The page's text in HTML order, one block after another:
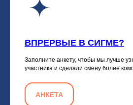
ВПРЕРВЫЕ В СИГМЕ?
Заполните анкету, чтобы мы лучше
участника и сделали смену более
АНКЕТА